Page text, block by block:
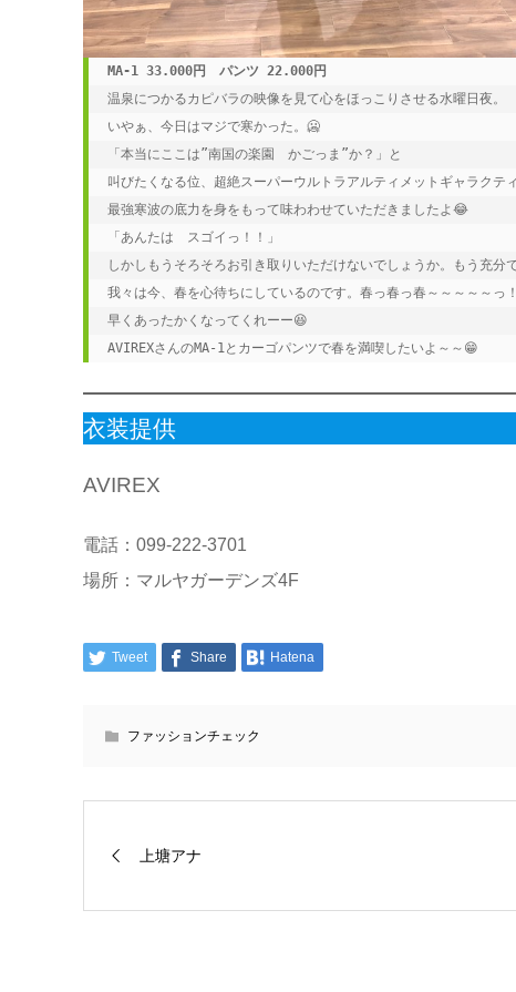
MA-1 33.000円　パンツ 22.000円
温泉につかるカピバラの映像を見て心をほっこりさせる水曜日夜。
いやぁ、今日はマジで寒かった。🥶
「本当にここは”南国の楽園　かごっま”か？」と
叫びたくなる位、超絶スーパーウルトラアルティメットギャラクテ
最強寒波の底力を身をもって味わわせていただきましたよ😂
「あんたは　スゴイっ！！」
しかしもうそろそろお引き取りいただけないでしょうか。もう充分で
我々は今、春を心待ちにしているのです。春っ春っ春～～～～～っ
早くあったかくなってくれーー😆
AVIREXさんのMA-1とカーゴパンツで春を満喫したいよ～～😁
衣装提供
AVIREX
電話：099-222-3701
場所：マルヤガーデンズ4F
Tweet Share Hatena
ファッションチェック
上塘アナ